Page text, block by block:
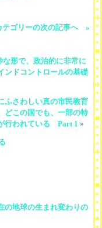
テゴリーの次の記事へ »
形で、政治的に非常に
ンドコントロールの基礎
ふさわしい真の市民教育
どこの国でも、一部の特
行われている Part 1 »
の地球の生まれ変わりの